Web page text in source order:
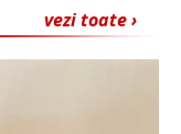
vezi toate ›